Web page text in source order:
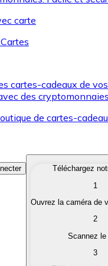
carte
cartes-cadeaux de
des
de cartes-
Cryptomonnaies
cryptomonnaies qui
vos cryptomonnaies
Téléchargez
1
Ouvrez la caméra de
2
Scannez le
3